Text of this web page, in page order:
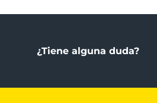
¿Tiene alguna duda?